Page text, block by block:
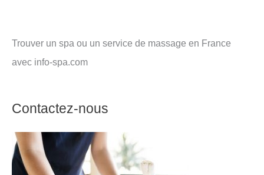
Trouver un spa ou un service de massage en France
avec info-spa.com
Contactez-nous